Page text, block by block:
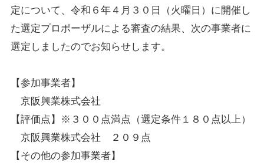
定について、令和６年４月３０日（火曜日）に開催し
た選定プロポーザルによる審査の結果、次の事業者に
選定しましたのでお知らせします。
【参加事業者】
京阪興業株式会社
【評価点】※３００点満点（選定条件１８０点以上）
京阪興業株式会社 ２０９点
【その他の参加事業者】